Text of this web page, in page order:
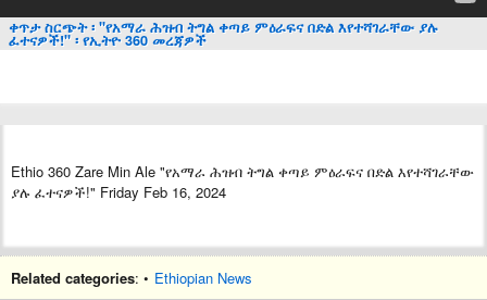
ቀጥታ ስርጭት ፡ "የአማራ ሕዝብ ትግል ቀጣይ ምዕራፍና በድል እየተሻገራቸው ያሉ
ፈተናዎች!" ፡ የኢትዮ 360 መረጃዎች
Ethio 360 Zare Min Ale "የአማራ ሕዝብ ትግል ቀጣይ ምዕራፍና በድል እየተሻገራቸው
ያሉ ፈተናዎች!" Friday Feb 16, 2024
Related categories: • Ethiopian News